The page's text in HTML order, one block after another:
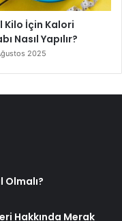
Kilo İçin Kalori
Nasıl Yapılır?
2025
Olmalı?
Hakkında Merak